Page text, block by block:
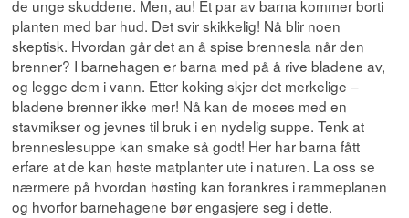
de unge skuddene. Men, au! Et par av barna kommer borti
planten med bar hud. Det svir skikkelig! Nå blir noen
skeptisk. Hvordan går det an å spise brennesla når den
brenner? I barnehagen er barna med på å rive bladene av,
og legge dem i vann. Etter koking skjer det merkelige –
bladene brenner ikke mer! Nå kan de moses med en
stavmikser og jevnes til bruk i en nydelig suppe. Tenk at
brenneslesuppe kan smake så godt! Her har barna fått
erfare at de kan høste matplanter ute i naturen. La oss se
nærmere på hvordan høsting kan forankres i rammeplanen
og hvorfor barnehagene bør engasjere seg i dette.